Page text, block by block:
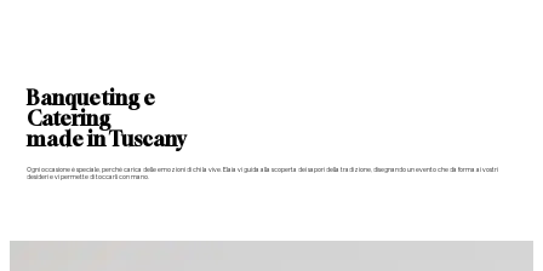
Banqueting e
Catering
made in Tuscany
Ogni occasione è speciale, perché carica delle emozioni di chi la vive. Elaia vi guida alla scoperta dei sapori della tradizione, disegnando un evento che dà forma ai vostri
desideri e vi permette di toccarli con mano.